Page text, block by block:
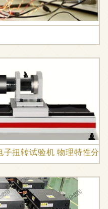
扭转试验机 物理特性分